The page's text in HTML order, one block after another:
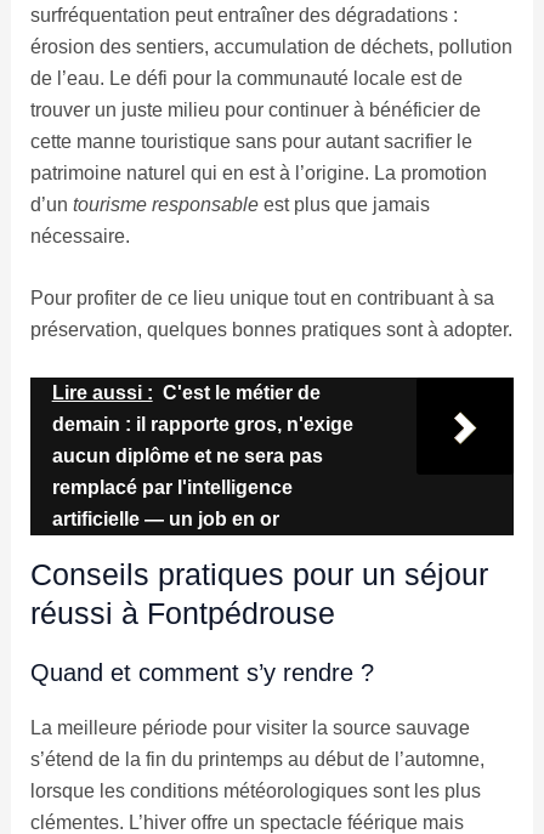
surfréquentation peut entraîner des dégradations :
érosion des sentiers, accumulation de déchets, pollution
de l’eau. Le défi pour la communauté locale est de
trouver un juste milieu pour continuer à bénéficier de
cette manne touristique sans pour autant sacrifier le
patrimoine naturel qui en est à l’origine. La promotion
d’un tourisme responsableest plus que jamais
nécessaire.
Pour profiter de ce lieu unique tout en contribuant à sa
préservation, quelques bonnes pratiques sont à adopter.
Lire aussi : C'est le métier de
demain : il rapporte gros, n'exige
aucun diplôme et ne sera pas
remplacé par l'intelligence
artificielle — un job en or
Conseils pratiques pour un séjour
réussi à Fontpédrouse
Quand et comment s’y rendre ?
La meilleure période pour visiter la source sauvage
s’étend de la fin du printemps au début de l’automne,
lorsque les conditions météorologiques sont les plus
clémentes. L’hiver offre un spectacle féérique mais